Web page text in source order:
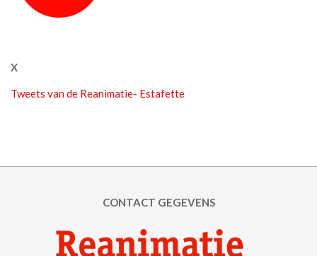
X
Tweets van de Reanimatie- Estafette
CONTACT GEGEVENS